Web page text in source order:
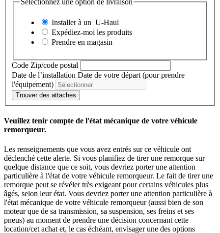
Sélectionnez une option de livraison
Installer à un U-Haul
Expédiez-moi les produits
Prendre en magasin
Code Zip/code postal
Date de l’installation Date de votre départ (pour prendre
l'équipement)
Trouver des attaches
Veuillez tenir compte de l'état mécanique de votre véhicule
remorqueur.
Les renseignements que vous avez entrés sur ce véhicule ont
déclenché cette alerte. Si vous planifiez de tirer une remorque sur
quelque distance que ce soit, vous devriez porter une attention
particulière à l'état de votre véhicule remorqueur. Le fait de tirer une
remorque peut se révéler très exigeant pour certains véhicules plus
âgés, selon leur état. Vous devriez porter une attention particulière à
l'état mécanique de votre véhicule remorqueur (aussi bien de son
moteur que de sa transmission, sa suspension, ses freins et ses
pneus) au moment de prendre une décision concernant cette
location/cet achat et, le cas échéant, envisager une des options